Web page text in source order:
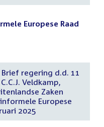
Europese Raad
regering d.d. 11
Veldkamp,
Zaken
Europese
2025